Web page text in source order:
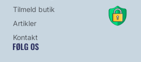
Tilmeld butik
Artikler
Kontakt
FØLG OS